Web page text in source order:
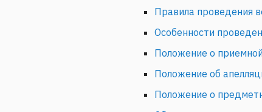
Правила проведения
Особенности
Положение о
Положение об
Положение о